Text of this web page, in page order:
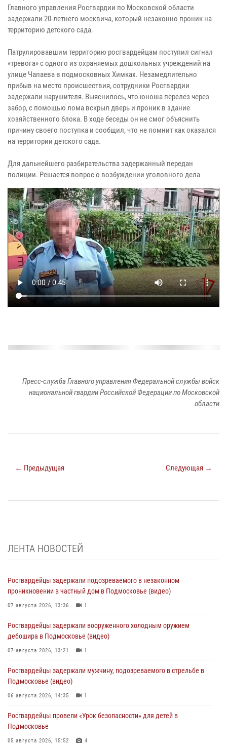
Главного управления Росгвардии по Московской области
задержали 20-летнего москвича, который незаконно проник на
территорию детского сада.
Патрулировавшим территорию росгвардейцам поступил сигнал
«тревога» с одного из охраняемых дошкольных учреждений на
улице Чапаева в подмосковных Химках. Незамедлительно
прибыв на место происшествия, сотрудники Росгвардии
задержали нарушителя. Выяснилось, что юноша перелез через
забор, с помощью лома вскрыл дверь и проник в здание
хозяйственного блока. В ходе беседы он не смог объяснить
причину своего поступка и сообщил, что не помнит как оказался
на территории детского сада.
Для дальнейшего разбирательства задержанный передан
полиции. Решается вопрос о возбуждении уголовного дела
Пресс-служба Главного управления Федеральной службы войск
национальной гвардии Российской Федерации по Московской
области
← Предыдущая Следующая →
ЛЕНТА НОВОСТЕЙ
Росгвардейцы задержали подозреваемого в незаконном
проникновении в частный дом в Подмосковье (видео)
07 августа 2026, 13:36 1
Росгвардейцы задержали вооруженного холодным оружием
дебошира в Подмосковье (видео)
07 августа 2026, 13:21 1
Росгвардейцы задержали мужчину, подозреваемого в стрельбе в
Подмосковье (видео)
06 августа 2026, 14:35 1
Росгвардейцы провели «Урок безопасности» для детей в
Подмосковье
05 августа 2026, 15:52 4